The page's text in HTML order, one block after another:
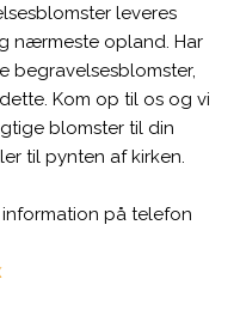
leveres
nærmeste opland. Har
begravelsesblomster,
Kom op til os og vi
blomster til din
til pynten af kirken.​
på telefon